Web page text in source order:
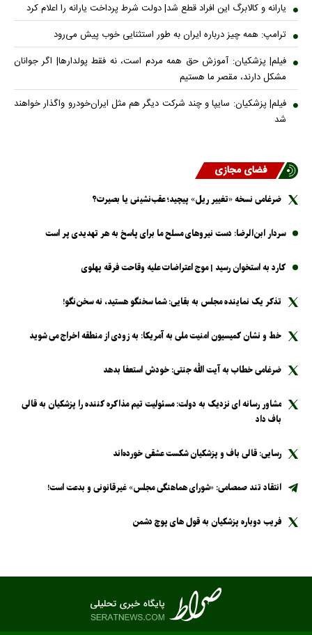
یارانه و کالابرگ این افراد قطع شد| دولت شرط پرداخت یارانه را اعلام کرد
ترامپ: همه چیز درباره ایران به طور استثنایی خوب پیش می‌رود
فیلم| پزشکیان: آموزش حق همه مردم است، نه فقط پولدارها| اگر جوانان
مشکل دارند، مقصر ما هستیم
فیلم| پزشکیان: سایپا و چند شرکت دیگر هم مثل ایران‌خودرو واگذار خواهند
شد
فضای مجازی
ضرغامی نسخه «تغییر ریل» پیچید؛ عقب‌نشینی یا بصیرت؟
سردار ابن‌الرضا: دست نیرو‌های مسلح ما برای پاسخ به هر تهدیدی پر است
کارد به استخوان رسید | موج اعتراضات علیه وقاحت فرقه پهلوی
تذکر یک نماینده مجلس به بقایی: شما سخنگو هستید، نه سخن‌نگو!
خط و نشان کمیسیون امنیت ملی به آمریکا: به زودی از منطقه اخراج می شوید
ضرغامی خطاب به آیت الله جنتی: خودش استعفا بدهد
مشاور رسانه ای نزدیک به دولت: مسئولیت تیم مذاکره کننده را پزشکیان به قالی
باف داد
رسایی: قالی باف و پزشکیان شکست عشقی خورده‌اند
انتقاد تند صمصامی: «شورای هماهنگی مجلس» غیرقانونی و بدعت است!
فریب دوباره پزشکیان به قول های پوچ دشمن